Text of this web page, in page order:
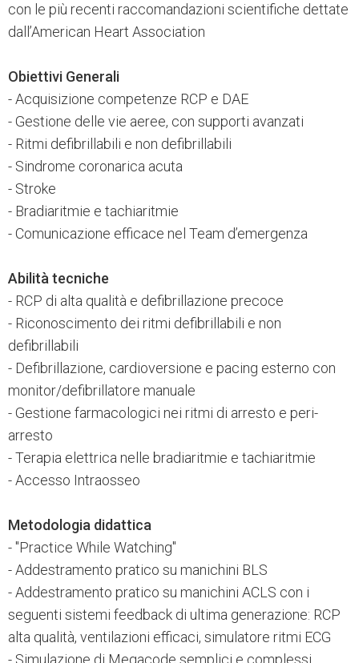
con le più recenti raccomandazioni scientifiche dettate
dall’American Heart Association
Obiettivi Generali
- Acquisizione competenze RCP e DAE
- Gestione delle vie aeree, con supporti avanzati
- Ritmi defibrillabili e non defibrillabili
- Sindrome coronarica acuta
- Stroke
- Bradiaritmie e tachiaritmie
- Comunicazione efficace nel Team d’emergenza
Abilità tecniche
- RCP di alta qualità e defibrillazione precoce
- Riconoscimento dei ritmi defibrillabili e non
defibrillabili
- Defibrillazione, cardioversione e pacing esterno con
monitor/defibrillatore manuale
- Gestione farmacologici nei ritmi di arresto e peri-
arresto
- Terapia elettrica nelle bradiaritmie e tachiaritmie
- Accesso Intraosseo
Metodologia didattica
- "Practice While Watching"
- Addestramento pratico su manichini BLS
- Addestramento pratico su manichini ACLS con i
seguenti sistemi feedback di ultima generazione: RCP
alta qualità, ventilazioni efficaci, simulatore ritmi ECG
- Simulazione di Megacode semplici e complessi